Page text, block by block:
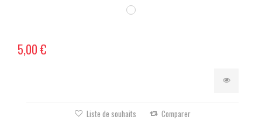
5,00 €
Liste de souhaits Comparer